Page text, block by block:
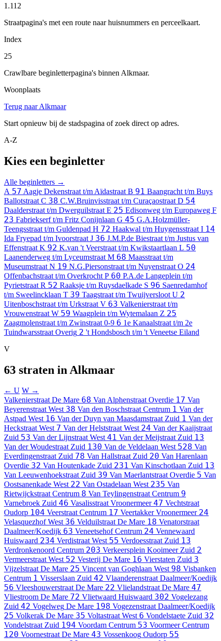
1.112
Straatpagina's met een route naar huisnummers en perceelkaart.
Index
25
Crawlbare beginletterpagina's binnen Alkmaar.
Woonplaats
Terug naar Alkmaar
Start opnieuw bij de stadspagina of zoek direct op adres.
A-Z
Kies een beginletter
Alle beginletters →
A 57 Aagje Dekenstraat t/m Aïdastraat B 91 Baangracht t/m Buys
Ballotstraat C 38 C.W.Bruinvisstraat t/m Curaçaostraat D 54
Daalderstraat t/m Dwerguilstraat E 25 Edisonweg t/m Europaweg F
23 Fabriekserf t/m Fritz Conijnlaan G 45 G.A.Holzmüller-
Teengsstraat t/m Guldenpad H 72 Haakwal t/m Huygensstraat I 14
Ida Fryepad t/m Ivoorstraat J 36 J.M.P.de Biestraat t/m Justus van
Effenstraat K 92 K.van 't Veerstraat t/m Kwikstaartlaan L 50
Laanenderweg t/m Lyceumstraat M 68 Maasstraat t/m
Museumstraat N 19 N.G.Piersonstraat t/m Nuyenstraat O 24
Offenbachstraat t/m Overkrocht P 60 P.A.de Langeplein t/m
Pyrietstraat R 52 Raaksje t/m Ruysdaelkade S 96 Saenredamhof
t/m Sweelincklaan T 39 Taagstraat t/m Twuijversloot U 2
Uitenboschstraat t/m Urkstraat V 63 Valkenierstraat t/m
Vrouwenstraat W 59 Waagplein t/m Wytemalaan Z 25
Zaagmolenstraat t/m Zwinstraat 0-9 6 1e Kanaalstraat t/m 2e
Tuindwarsstraat Overig 2 't Hondsbosch t/m 't Veneetse Eiland
V
63 straten in Alkmaar
← U W →
Valkenierstraat De Mare 68 Van Alphenstraat Overdie 17 Van
Beyerenstraat West 38 Van den Boschstraat Centrum 1 Van der
Astpad West 16 Van der Duyn van Maasdamstraat Zuid 1 Van der
Heckstraat West 7 Van der Helststraat West 24 Van der Kaaijstraat
Zuid 53 Van der Lijnstraat West 41 Van der Meijstraat Zuid 13
Van der Woudestraat Zuid 130 Van de Veldelaan West 528 Van
Everdingenstraat Zuid 78 Van Hallstraat Zuid 20 Van Harenlaan
Overdie 32 Van Houtenkade Zuid 231 Van Kinschotlaan Zuid 13
Van Leeuwenhoekstraat Zuid 39 Van Maerlantstraat Overdie 5 Van
Oostsanenkade West 22 Van Ostadelaan West 235 Van
Rietwijckstraat Centrum 8 Van Teylingenstraat Centrum 9
Varnebroek Zuid 46 Vasalisstraat Vroonermeer 47 Vechtstraat
Oudorp 104 Veerstraat Centrum 17 Veertakker Vroonermeer 24
Velasquezhof West 36 Velduilstraat De Mare 18 Venatorstraat
Daalmeer/Koedijk 63 Veneetsehof Centrum 24 Vennewaard
Huiswaard 234 Verdistraat West 55 Verdoesstraat Zuid 13
Verdronkenoord Centrum 203 Verkeersplein Kooimeer Zuid 2
Vermeerstraat West 52 Vesterij De Mare 16 Vierstaten Zuid 3
Vijzelstraat De Mare 25 Vincent van Goghlaan West 98 Visbanken
Centrum 1 Visserslaan Zuid 42 Vlaanderenstraat Daalmeer/Koedijk
56 Vleeshouwerstraat De Mare 22 Vlielandstraat De Mare 47
Vliestroom De Mare 72 Vlietwaard Huiswaard 302 Vogelezang
Zuid 42 Vogelweg De Mare 198 Vogezenstraat Daalmeer/Koedijk
25 Volkerak De Mare 35 Voltastraat West 6 Vondelstaete Zuid 32
Vondelstraat Zuid 194 Voordam Centrum 53 Voormeer Centrum
120 Voornestraat De Mare 43 Vossenkoog Oudorp 55